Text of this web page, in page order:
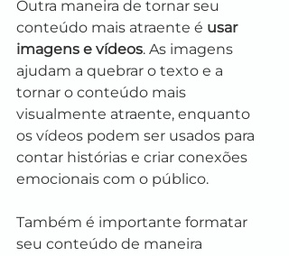
Outra maneira de tornar seu
conteúdo mais atraente é usar
imagens e vídeos. As imagens
ajudam a quebrar o texto e a
tornar o conteúdo mais
visualmente atraente, enquanto
os vídeos podem ser usados para
contar histórias e criar conexões
emocionais com o público.
Também é importante formatar
seu conteúdo de maneira